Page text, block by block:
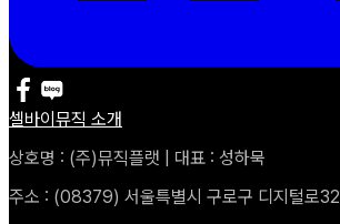
셀바이뮤직 소개
상호명 : (주)뮤직플랫 | 대표 : 성하묵
주소 : (08379) 서울특별시 구로구 디지털로